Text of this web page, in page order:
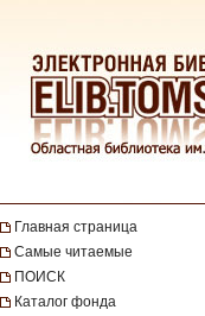
Главная страница
Самые читаемые
ПОИСК
Каталог фонда